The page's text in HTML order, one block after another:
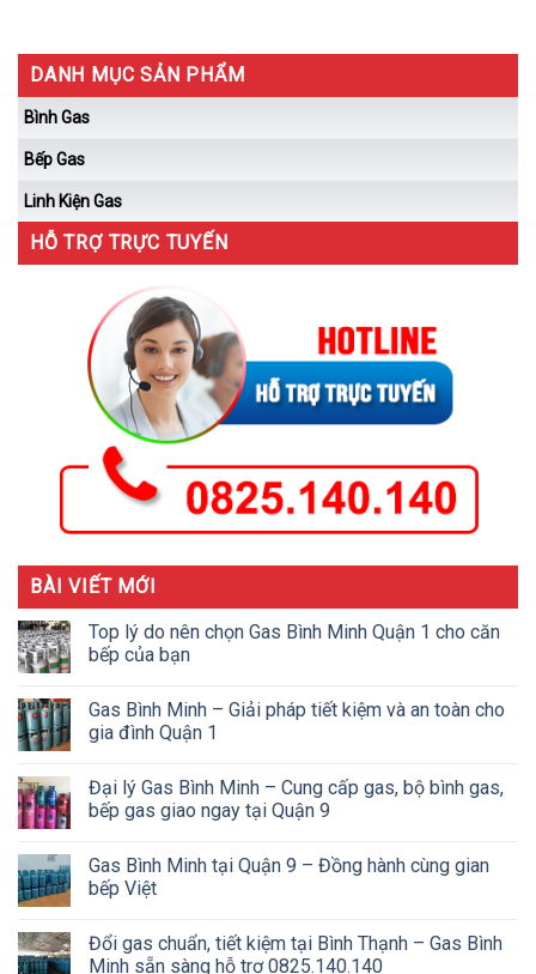
DANH MỤC SẢN PHẨM
Bình Gas
Bếp Gas
Linh Kiện Gas
HỖ TRỢ TRỰC TUYẾN
BÀI VIẾT MỚI
Top lý do nên chọn Gas Bình Minh Quận 1 cho căn
bếp của bạn
Gas Bình Minh – Giải pháp tiết kiệm và an toàn cho
gia đình Quận 1
Đại lý Gas Bình Minh – Cung cấp gas, bộ bình gas,
bếp gas giao ngay tại Quận 9
Gas Bình Minh tại Quận 9 – Đồng hành cùng gian
bếp Việt
Đổi gas chuẩn, tiết kiệm tại Bình Thạnh – Gas Bình
Minh sẵn sàng hỗ trợ 0825.140.140